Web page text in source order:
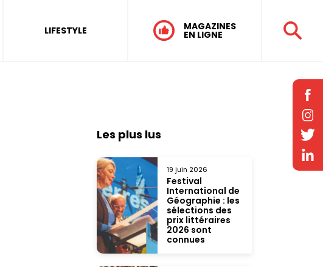
LIFESTYLE MAGAZINES
EN LIGNE
Les plus lus
19 juin 2026
Festival
International de
Géographie : les
sélections des
prix littéraires
2026 sont
connues